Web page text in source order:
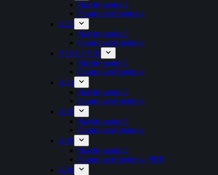
Návrhy projektů
Financované projekty
2022
Návrhy projektů
Financované projekty
VES COVID
Návrhy projektů
Financované projekty
2021
Návrhy projektů
Financované projekty
2020
Návrhy projektů
Financované projekty
2019
Návrhy projektů
Financované projekty (PDF)
2018